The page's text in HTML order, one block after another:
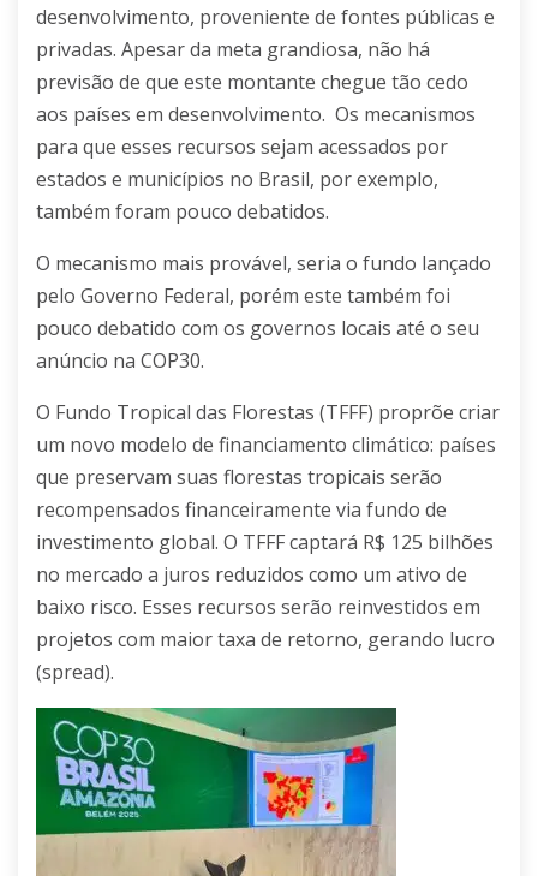
desenvolvimento, proveniente de fontes públicas e
privadas. Apesar da meta grandiosa, não há
previsão de que este montante chegue tão cedo
aos países em desenvolvimento. Os mecanismos
para que esses recursos sejam acessados por
estados e municípios no Brasil, por exemplo,
também foram pouco debatidos.
O mecanismo mais provável, seria o fundo lançado
pelo Governo Federal, porém este também foi
pouco debatido com os governos locais até o seu
anúncio na COP30.
O Fundo Tropical das Florestas (TFFF) proprõe criar
um novo modelo de financiamento climático: países
que preservam suas florestas tropicais serão
recompensados financeiramente via fundo de
investimento global. O TFFF captará R$ 125 bilhões
no mercado a juros reduzidos como um ativo de
baixo risco. Esses recursos serão reinvestidos em
projetos com maior taxa de retorno, gerando lucro
(spread).